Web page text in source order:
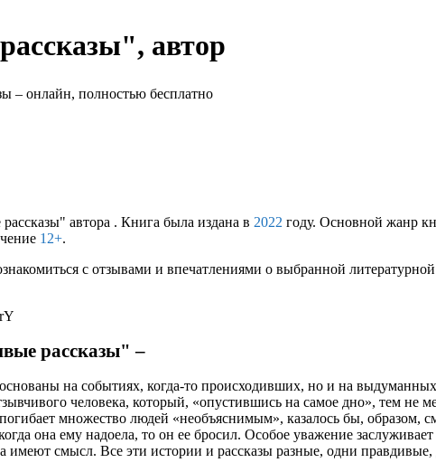
автор
автора . Книга была издана в 2022 году. Основной жанр
12+.
с отзывами и впечатлениями о выбранной
рассказы" –
на событиях, когда-то происходивших, но и на
человека, который, «опустившись на самое дно», тем не
множество людей «необъяснимым», казалось бы, образом,
она ему надоела, то он ее бросил. Особое уважение
смысл. Все эти истории и рассказы разные, одни